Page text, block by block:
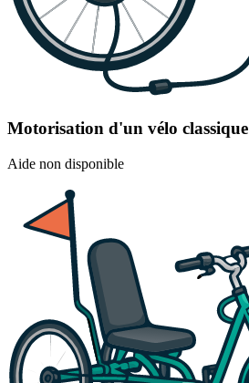
Motorisation d'un vélo classique
Aide non disponible